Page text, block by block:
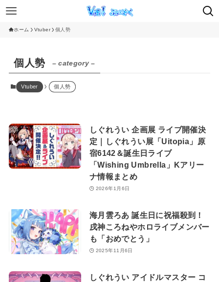
ホーム Vtuber 個人勢
個人勢 – category –
Vtuber 個人勢
しぐれうい 企画展 ライブ開催決
定｜しぐれうい展「Uitopia」原
宿6142＆誕生日ライブ
「Wishing Umbrella」Kアリー
ナ情報まとめ
2026年1月6日
海月雲ろあ 誕生日に祝福殺到！
戌神ころねやホロライブメンバー
も「おめでとう」
2025年11月6日
しぐれうい アイドルマスター コ